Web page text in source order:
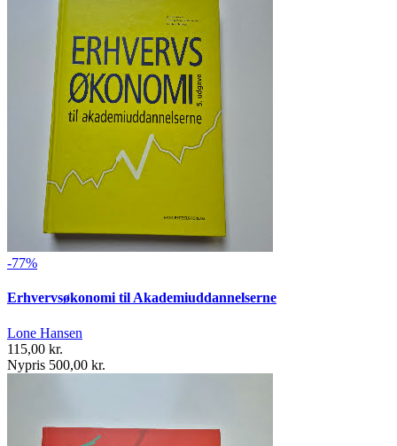
-77%
Erhvervsøkonomi til Akademiuddannelserne
Lone Hansen
115,00 kr.
Nypris 500,00 kr.